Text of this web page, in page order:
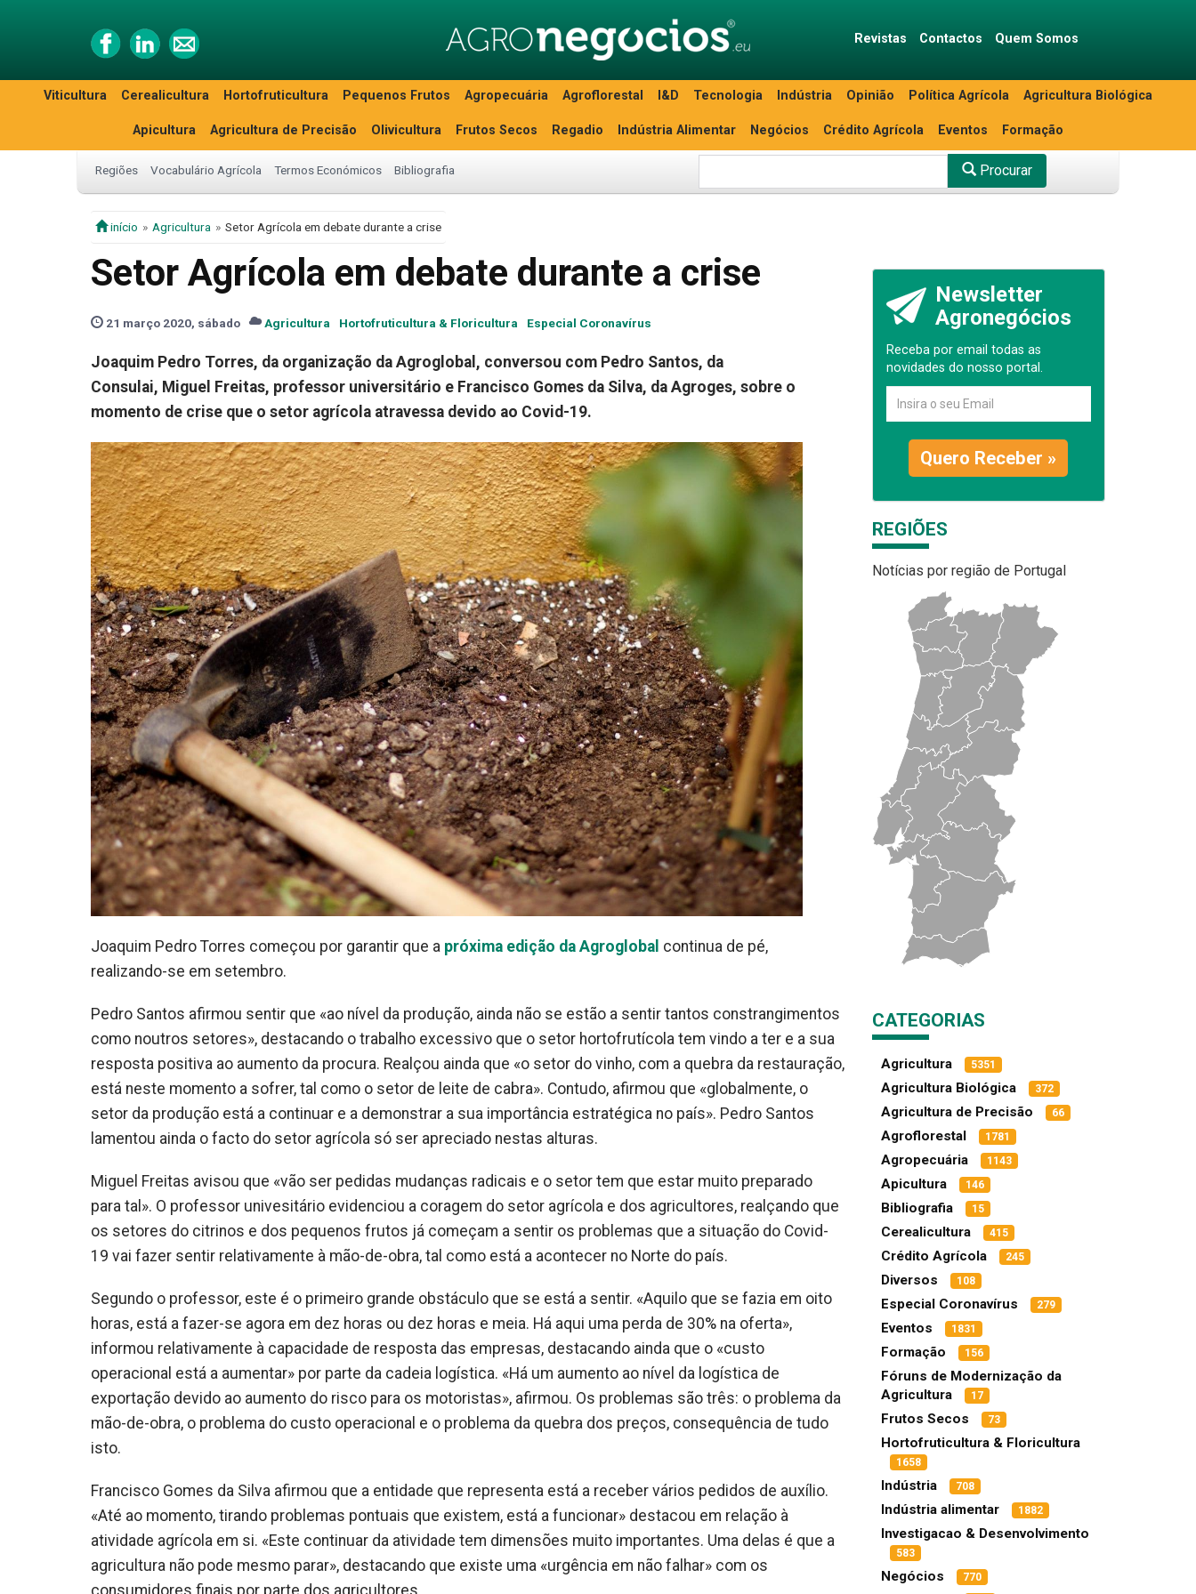
Revistas Contactos Quem Somos
Viticultura Cerealicultura Hortofruticultura Pequenos Frutos Agropecuária Agroflorestal I&D Tecnologia Indústria Opinião Política Agrícola Agricultura Biológica
Apicultura Agricultura de Precisão Olivicultura Frutos Secos Regadio Indústria Alimentar Negócios Crédito Agrícola Eventos Formação
Regiões Vocabulário Agrícola Termos Económicos Bibliografia Procurar
início Agricultura Setor Agrícola em debate durante a crise
Setor Agrícola em debate durante a crise
21 março 2020, sábado Agricultura Hortofruticultura & Floricultura Especial Coronavírus
Joaquim Pedro Torres, da organização da Agroglobal, conversou com Pedro Santos, da
Consulai, Miguel Freitas, professor universitário e Francisco Gomes da Silva, da Agroges, sobre o
momento de crise que o setor agrícola atravessa devido ao Covid-19.
Joaquim Pedro Torres começou por garantir que a próxima edição da Agroglobal continua de pé,
realizando-se em setembro.
Pedro Santos afirmou sentir que «ao nível da produção, ainda não se estão a sentir tantos constrangimentos
como noutros setores», destacando o trabalho excessivo que o setor hortofrutícola tem vindo a ter e a sua
resposta positiva ao aumento da procura. Realçou ainda que «o setor do vinho, com a quebra da restauração,
está neste momento a sofrer, tal como o setor de leite de cabra». Contudo, afirmou que «globalmente, o
setor da produção está a continuar e a demonstrar a sua importância estratégica no país». Pedro Santos
lamentou ainda o facto do setor agrícola só ser apreciado nestas alturas.
Miguel Freitas avisou que «vão ser pedidas mudanças radicais e o setor tem que estar muito preparado
para tal». O professor univesitário evidenciou a coragem do setor agrícola e dos agricultores, realçando que
os setores do citrinos e dos pequenos frutos já começam a sentir os problemas que a situação do Covid-
19 vai fazer sentir relativamente à mão-de-obra, tal como está a acontecer no Norte do país.
Segundo o professor, este é o primeiro grande obstáculo que se está a sentir. «Aquilo que se fazia em oito
horas, está a fazer-se agora em dez horas ou dez horas e meia. Há aqui uma perda de 30% na oferta»,
informou relativamente à capacidade de resposta das empresas, destacando ainda que o «custo
operacional está a aumentar» por parte da cadeia logística. «Há um aumento ao nível da logística de
exportação devido ao aumento do risco para os motoristas», afirmou. Os problemas são três: o problema da
mão-de-obra, o problema do custo operacional e o problema da quebra dos preços, consequência de tudo
isto.
Francisco Gomes da Silva afirmou que a entidade que representa está a receber vários pedidos de auxílio.
«Até ao momento, tirando problemas pontuais que existem, está a funcionar» destacou em relação à
atividade agrícola em si. «Este continuar da atividade tem dimensões muito importantes. Uma delas é que a
agricultura não pode mesmo parar», destacando que existe uma «urgência em não falhar» com os
consumidores finais por parte dos agricultores.
Newsletter
Agronegócios
Receba por email todas as
novidades do nosso portal.
Quero Receber »
REGIÕES
Notícias por região de Portugal
CATEGORIAS
Agricultura 5351
Agricultura Biológica 372
Agricultura de Precisão 66
Agroflorestal 1781
Agropecuária 1143
Apicultura 146
Bibliografia 15
Cerealicultura 415
Crédito Agrícola 245
Diversos 108
Especial Coronavírus 279
Eventos 1831
Formação 156
Fóruns de Modernização da
Agricultura
17
Frutos Secos 73
Hortofruticultura & Floricultura
1658
Indústria 708
Indústria alimentar 1882
Investigacao & Desenvolvimento
583
Negócios 770